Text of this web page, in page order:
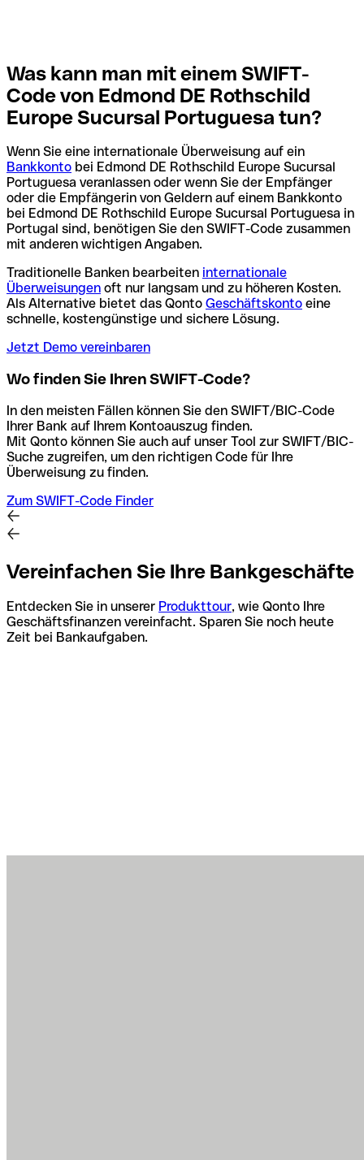
Was kann man mit einem SWIFT-
Code von Edmond DE Rothschild
Europe Sucursal Portuguesa tun?
Wenn Sie eine internationale Überweisung auf ein
Bankkonto bei Edmond DE Rothschild Europe Sucursal
Portuguesa veranlassen oder wenn Sie der Empfänger
oder die Empfängerin von Geldern auf einem Bankkonto
bei Edmond DE Rothschild Europe Sucursal Portuguesa in
Portugal sind, benötigen Sie den SWIFT-Code zusammen
mit anderen wichtigen Angaben.
Traditionelle Banken bearbeiten internationale
Überweisungen oft nur langsam und zu höheren Kosten.
Als Alternative bietet das Qonto Geschäftskonto eine
schnelle, kostengünstige und sichere Lösung.
Jetzt Demo vereinbaren
Wo finden Sie Ihren SWIFT-Code?
In den meisten Fällen können Sie den SWIFT/BIC-Code
Ihrer Bank auf Ihrem Kontoauszug finden.
Mit Qonto können Sie auch auf unser Tool zur SWIFT/BIC-
Suche zugreifen, um den richtigen Code für Ihre
Überweisung zu finden.
Zum SWIFT-Code Finder
Vereinfachen Sie Ihre Bankgeschäfte
Entdecken Sie in unserer Produkttour, wie Qonto Ihre
Geschäftsfinanzen vereinfacht. Sparen Sie noch heute
Zeit bei Bankaufgaben.